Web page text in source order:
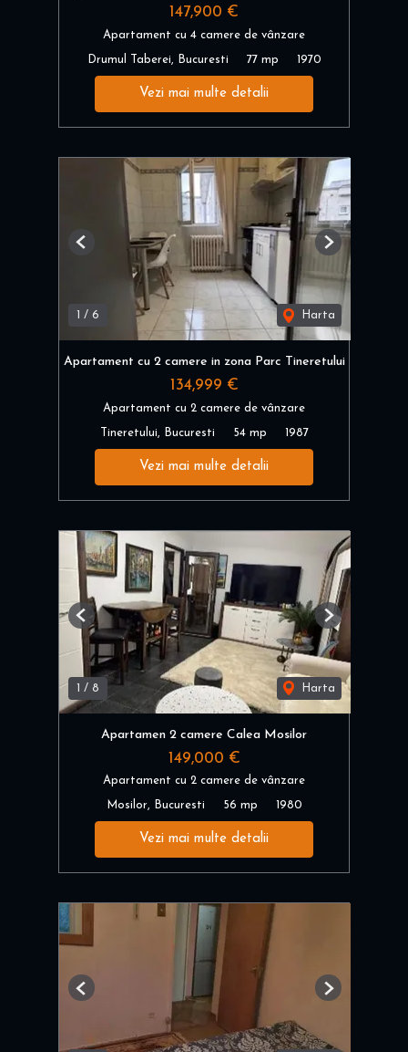
147,900 €
Apartament cu 4 camere de vânzare
Drumul Taberei, Bucuresti 77 mp 1970
Vezi mai multe detalii
1 / 6 Harta
Previous Next
Apartament cu 2 camere in zona Parc Tineretului
134,999 €
Apartament cu 2 camere de vânzare
Tineretului, Bucuresti 54 mp 1987
Vezi mai multe detalii
1 / 8 Harta
Previous Next
Apartamen 2 camere Calea Mosilor
149,000 €
Apartament cu 2 camere de vânzare
Mosilor, Bucuresti 56 mp 1980
Vezi mai multe detalii
Previous Next